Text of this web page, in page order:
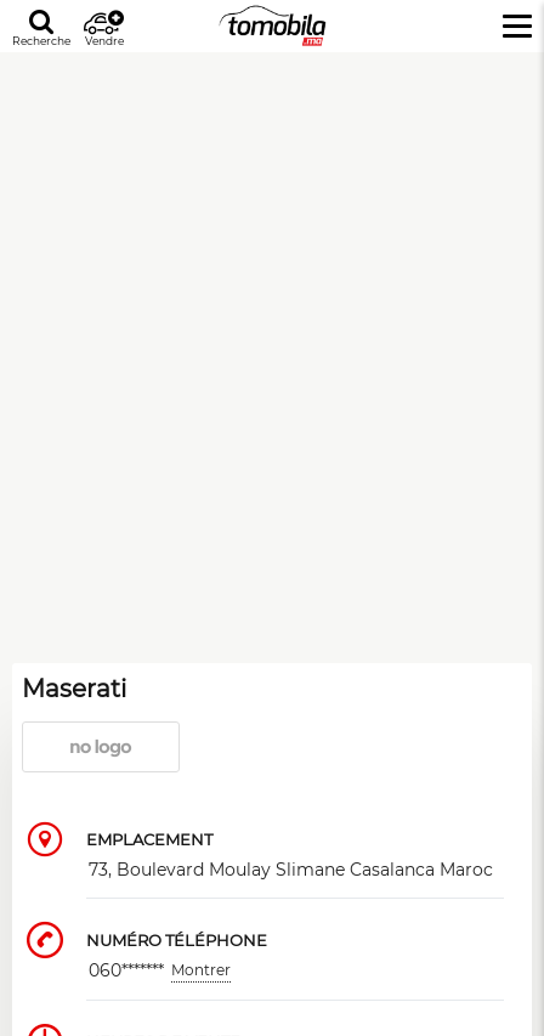
Recherche Vendre
Maserati
EMPLACEMENT
73, Boulevard Moulay Slimane Casalanca Maroc
NUMÉRO TÉLÉPHONE
060******* Montrer